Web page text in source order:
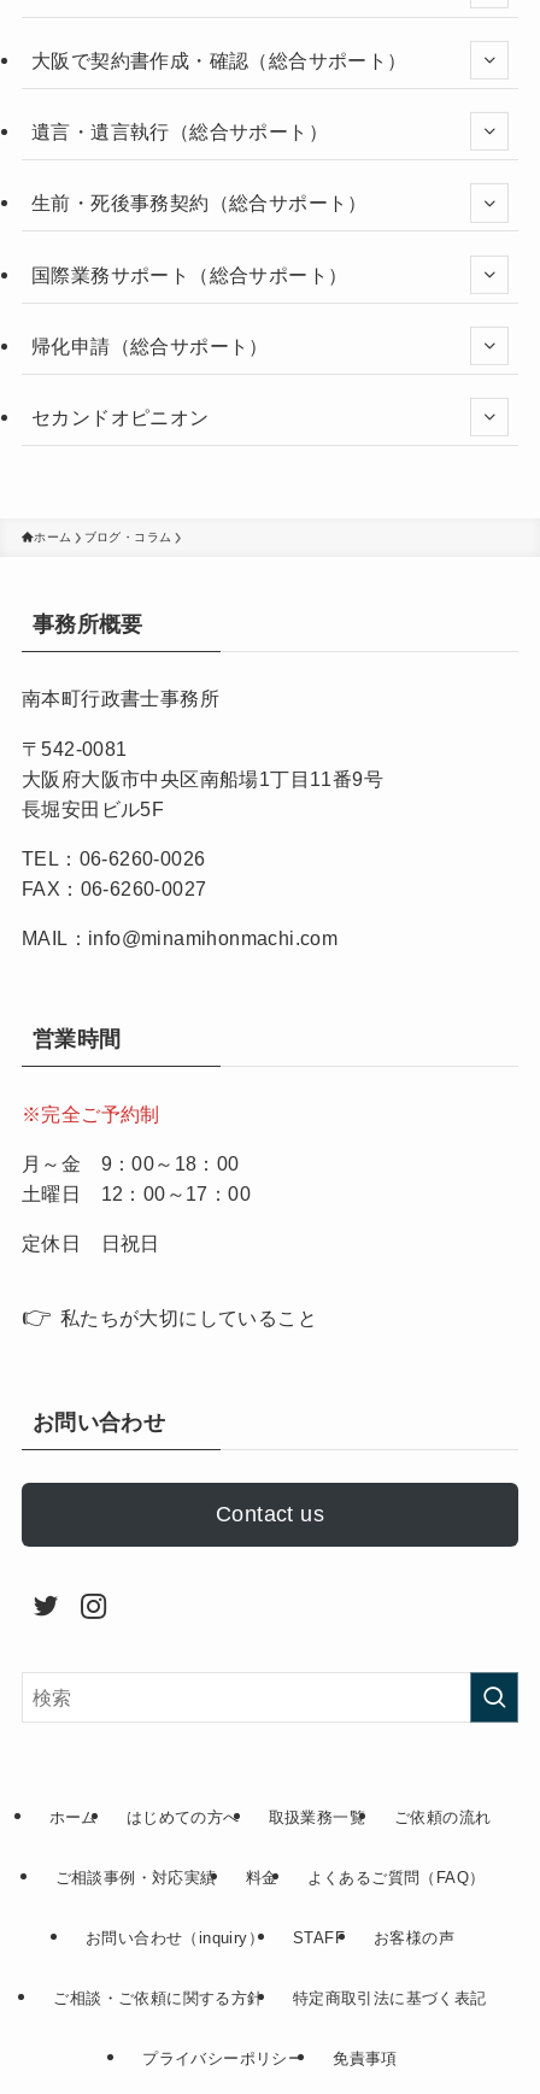
大阪で契約書作成・確認（総合サポート）
遺言・遺言執行（総合サポート）
生前・死後事務契約（総合サポート）
国際業務サポート（総合サポート）
帰化申請（総合サポート）
セカンドオピニオン
ホーム ブログ・コラム
事務所概要
南本町行政書士事務所
〒542-0081
大阪府大阪市中央区南船場1丁目11番9号
長堀安田ビル5F
TEL：06-6260-0026
FAX：06-6260-0027
MAIL：info@minamihonmachi.com
営業時間
※完全ご予約制
月～金 9：00～18：00
土曜日 12：00～17：00
定休日 日祝日
👉 私たちが大切にしていること
お問い合わせ
Contact us
ホーム はじめての方へ 取扱業務一覧 ご依頼の流れ
ご相談事例・対応実績 料金 よくあるご質問（FAQ）
お問い合わせ（inquiry） STAFF お客様の声
ご相談・ご依頼に関する方針 特定商取引法に基づく表記
プライバシーポリシー 免責事項